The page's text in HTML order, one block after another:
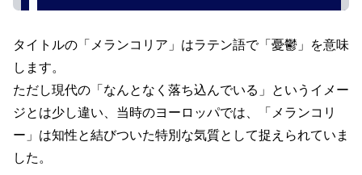
タイトルの「メランコリア」はラテン語で「憂鬱」を意味
します。
ただし現代の「なんとなく落ち込んでいる」というイメー
ジとは少し違い、当時のヨーロッパでは、「メランコリ
ー」は知性と結びついた特別な気質として捉えられていま
した。